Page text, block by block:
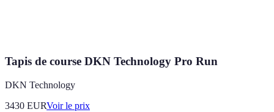
Tapis de course DKN Technology Pro Run
DKN Technology
3430 EURVoir le prix